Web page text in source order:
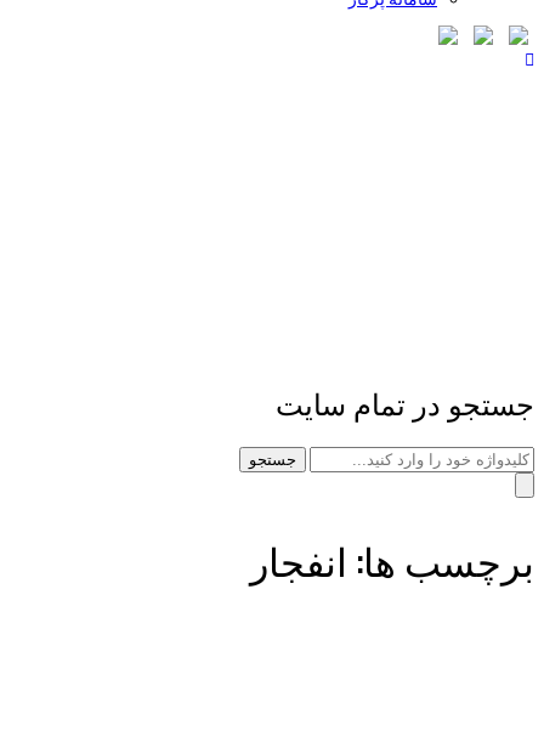
جستجو در تمام سایت
جستجو
برچسب ها: انفجار